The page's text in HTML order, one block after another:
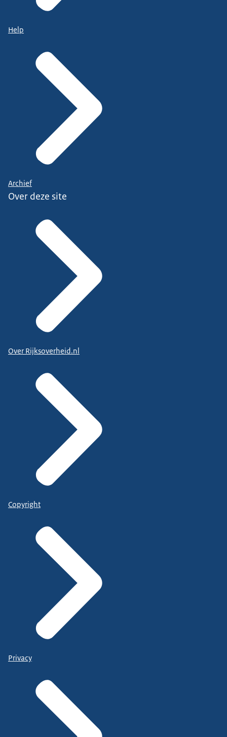
Help
Archief
Over deze site
Over Rijksoverheid.nl
Copyright
Privacy